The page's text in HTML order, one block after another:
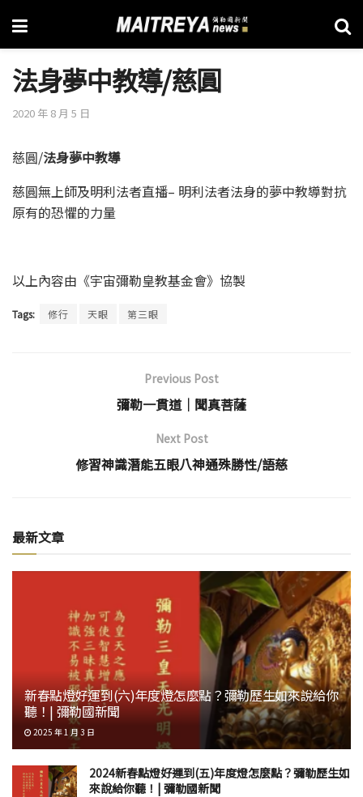
法身夢中教導/慈圓
2020 年 8 月 5 日
慈圓/法身夢中教導
慈圓無上師及明利法者直播– 明利法者法身的夢中教導對抗
原有的恐懼的力量
以上內容由《宇宙彌勒皇教基金會》協製
Tags: 修行 天眼 第三眼
Previous Post
彌勒一貫道│聞真菩薩
Next Post
修習神識潛能五眼八神通殊勝性/語慈
最新文章
新春點燈好運到(六)年度燈怎麼點？彌勒歷生如來說給你
聽！| 彌勒國新聞
2025 年 1 月 3 日
2024新春點燈好運到(五)年度燈怎麼點？彌勒歷生如
來說給你聽！| 彌勒國新聞